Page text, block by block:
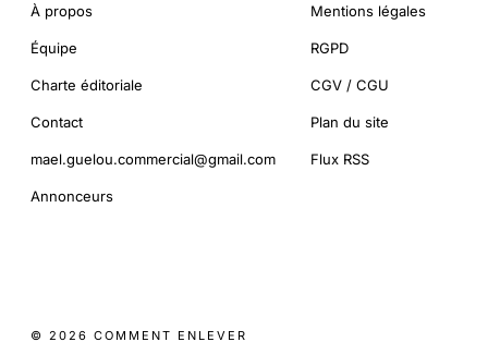
À propos
Équipe
Charte éditoriale
Contact
mael.guelou.commercial@gmail.com
Annonceurs
Mentions légales
RGPD
CGV / CGU
Plan du site
Flux RSS
© 2026 COMMENT ENLEVER